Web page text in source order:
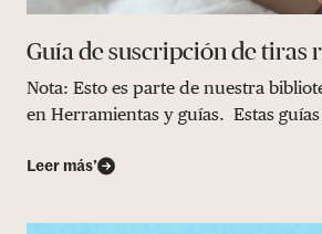
Guía de suscripción de tiras
Nota: Esto es parte de nuestra
en Herramientas y guías. Estas
Leer más’